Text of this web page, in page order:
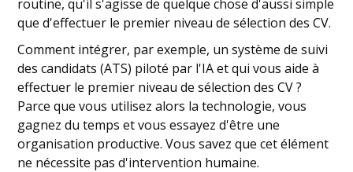
routine, qu'il s'agisse de quelque chose d'aussi simple
que d'effectuer le premier niveau de sélection des CV.
Comment intégrer, par exemple, un système de suivi
des candidats (ATS) piloté par l'IA et qui vous aide à
effectuer le premier niveau de sélection des CV ?
Parce que vous utilisez alors la technologie, vous
gagnez du temps et vous essayez d'être une
organisation productive. Vous savez que cet élément
ne nécessite pas d'intervention humaine.